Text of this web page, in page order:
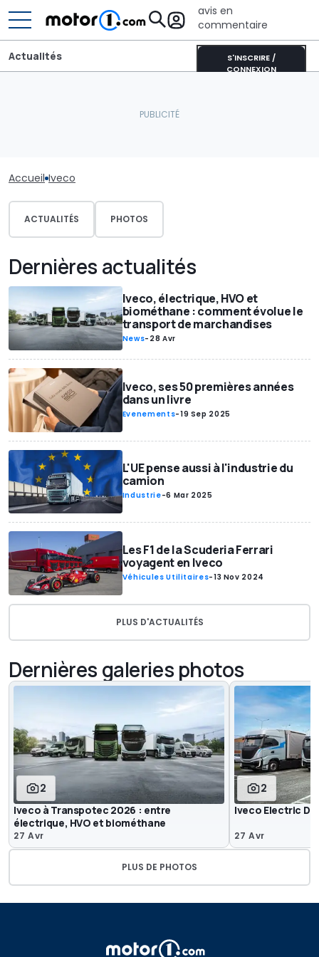
avis en
commentaire
S'INSCRIRE /
CONNEXION
Actualités
Accueil Iveco
ACTUALITÉS PHOTOS
Dernières actualités
Iveco, électrique, HVO et
biométhane : comment évolue le
transport de marchandises
News- 28 Avr
Iveco, ses 50 premières années
dans un livre
Evenements-19 Sep 2025
L'UE pense aussi à l'industrie du
camion
Industrie-6 Mar 2025
Les F1 de la Scuderia Ferrari
voyagent en Iveco
Véhicules Utilitaires-13 Nov 2024
PLUS D'ACTUALITÉS
Dernières galeries photos
2
Iveco à Transpotec 2026 : entre
électrique, HVO et biométhane
27 Avr
2
Iveco Electric
27 Avr
PLUS DE PHOTOS